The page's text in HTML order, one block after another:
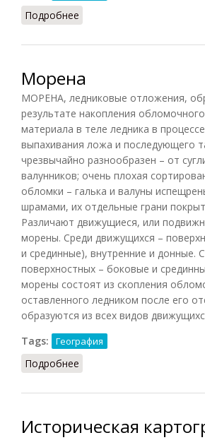
Подробнее
Морена
МОРЕНА, ледниковые отложения,
результате накопления
материала в теле ледника в
выпахивания ложа и последующего
чрезвычайно разнообразен – от
валунников; очень плохая
обломки – галька и валуны
шрамами, их отдельные грани
Различают движущиеся, или
морены. Среди движущихся –
и срединные), внутренние и донные.
поверхностных – боковые и
морены состоят из скопления
оставленного ледником после его
образуются из всех видов
Tags:
География
Подробнее
Историческая